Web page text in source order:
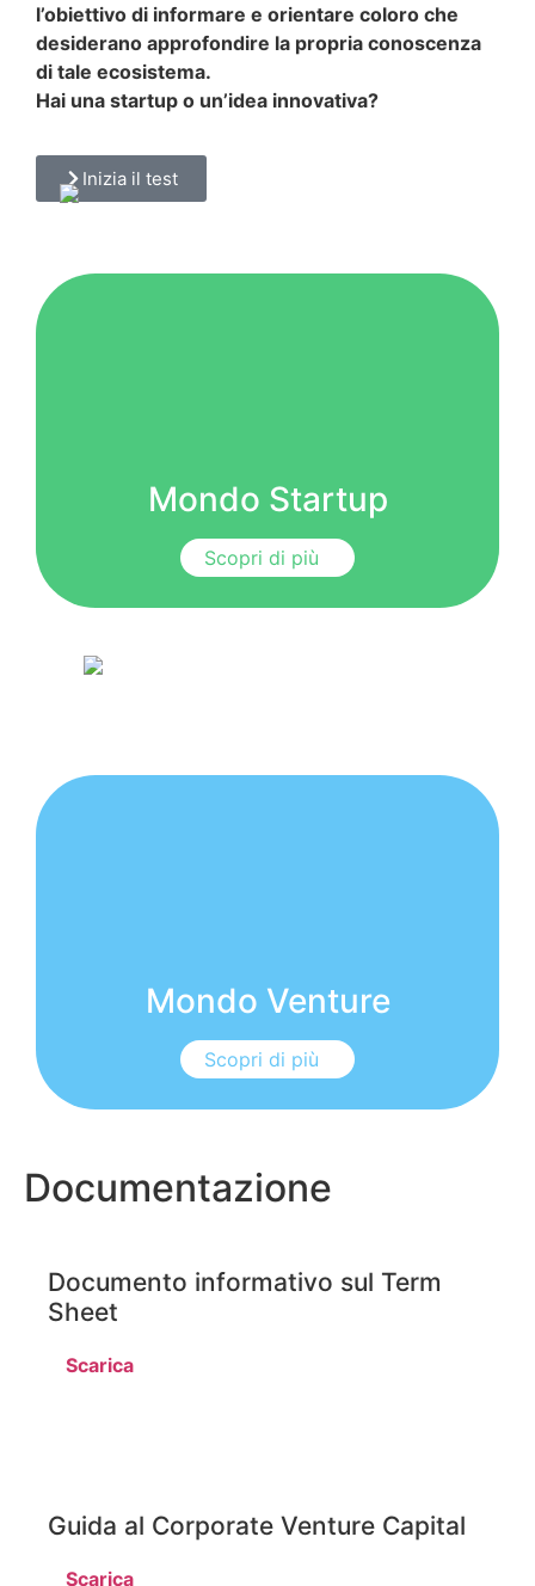
l’obiettivo di informare e orientare coloro che
desiderano approfondire la propria conoscenza
di tale ecosistema.
Hai una startup o un’idea innovativa?
Inizia il test
Mondo Startup
Scopri di più
Mondo Venture
Scopri di più
Documentazione
Documento informativo sul Term
Sheet
Scarica
Guida al Corporate Venture Capital
Scarica